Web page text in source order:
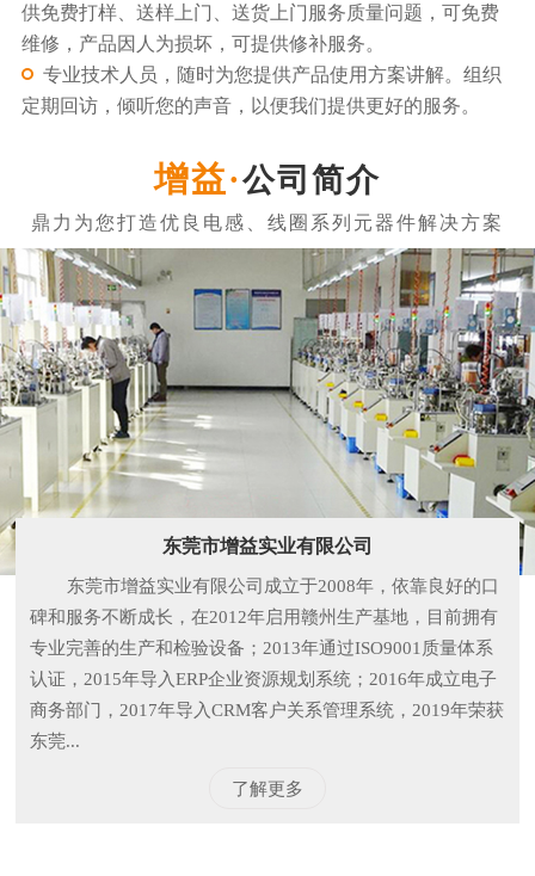
供免费打样、送样上门、送货上门服务质量问题，可免费
维修，产品因人为损坏，可提供修补服务。
专业技术人员，随时为您提供产品使用方案讲解。组织
定期回访，倾听您的声音，以便我们提供更好的服务。
公司简介
东莞市增益实业有限公司
东莞市增益实业有限公司成立于2008年，依靠良好的口
碑和服务不断成长，在2012年启用赣州生产基地，目前拥有
专业完善的生产和检验设备；2013年通过ISO9001质量体系
认证，2015年导入ERP企业资源规划系统；2016年成立电子
商务部门，2017年导入CRM客户关系管理系统，2019年荣获
东莞...
了解更多